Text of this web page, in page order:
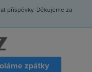
příspěvky. Děkujeme za
zpátky